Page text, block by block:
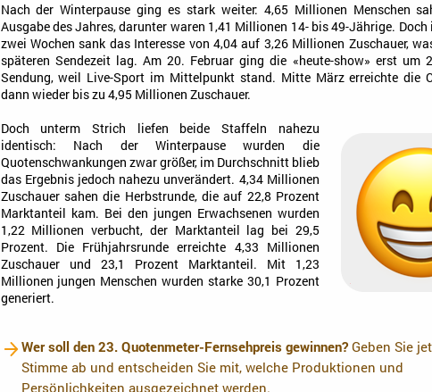
Nach der Winterpause ging es stark weiter: 4,65 Millionen Menschen
Ausgabe des Jahres, darunter waren 1,41 Millionen 14- bis 49-Jährige. Doch
zwei Wochen sank das Interesse von 4,04 auf 3,26 Millionen Zuschauer,
späteren Sendezeit lag. Am 20. Februar ging die «heute-show» erst um
Sendung, weil Live-Sport im Mittelpunkt stand. Mitte März erreichte die
dann wieder bis zu 4,95 Millionen Zuschauer.
Doch unterm Strich liefen beide Staffeln nahezu
identisch: Nach der Winterpause wurden die
Quotenschwankungen zwar größer, im Durchschnitt blieb
das Ergebnis jedoch nahezu unverändert. 4,34 Millionen
Zuschauer sahen die Herbstrunde, die auf 22,8 Prozent
Marktanteil kam. Bei den jungen Erwachsenen wurden
1,22 Millionen verbucht, der Marktanteil lag bei 29,5
Prozent. Die Frühjahrsrunde erreichte 4,33 Millionen
Zuschauer und 23,1 Prozent Marktanteil. Mit 1,23
Millionen jungen Menschen wurden starke 30,1 Prozent
generiert.
Wer soll den 23. Quotenmeter-Fernsehpreis gewinnen?Geben Sie
Stimme ab und entscheiden Sie mit, welche Produktionen und
Persönlichkeiten ausgezeichnet werden.